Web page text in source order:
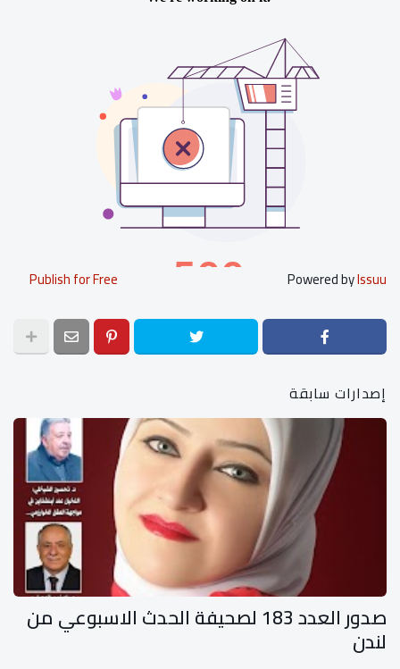
Powered byIssuu
Publish for Free
إصدارات سابقة
صدور العدد 183 لصحيفة الحدث الاسبوعي من
لندن